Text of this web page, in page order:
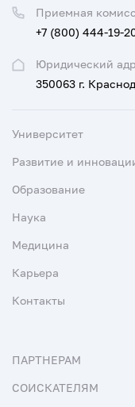
Юридический
350063 г.
Приемная
+7 (800) 444-19-
Университет
Развитие и
Образование
Наука
Медицина
Карьера
Контакты
ПАРТНЕРАМ
СОИСКАТЕЛЯМ